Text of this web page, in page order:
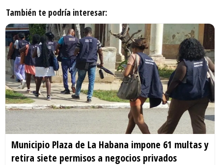
También te podría interesar:
Municipio Plaza de La Habana impone 61 multas y
retira siete permisos a negocios privados